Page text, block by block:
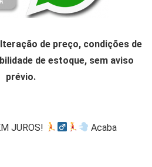
de preço, condições de
de estoque, sem aviso
prévio.
JUROS!
Acaba